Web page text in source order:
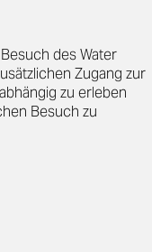
des Water
Zugang zur
zu erleben
Besuch zu